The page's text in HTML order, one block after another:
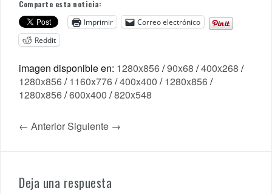
Comparte esta noticia:
Imprimir
Correo electrónico
Reddit
imagen disponible en: 1280x856/90x68 /400x268 /
1280x856/1160x776/400x400 /1280x856/
1280x856/600x400 /820x548
← Anterior Siguiente →
Deja una respuesta